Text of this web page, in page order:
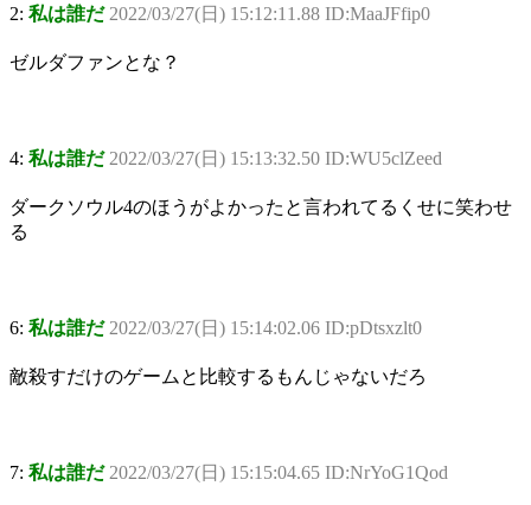
2: 私は誰だ 2022/03/27(日) 15:12:11.88 ID:MaaJFfip0
ゼルダファンとな？
4: 私は誰だ 2022/03/27(日) 15:13:32.50 ID:WU5clZeed
ダークソウル4のほうがよかったと言われてるくせに笑わせ
る
6: 私は誰だ 2022/03/27(日) 15:14:02.06 ID:pDtsxzlt0
敵殺すだけのゲームと比較するもんじゃないだろ
7: 私は誰だ 2022/03/27(日) 15:15:04.65 ID:NrYoG1Qod